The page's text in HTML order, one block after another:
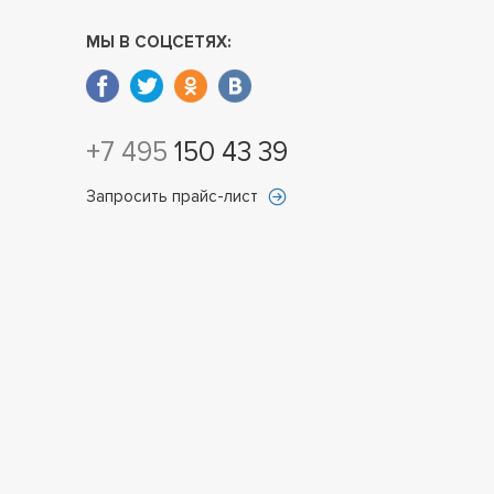
МЫ В СОЦСЕТЯХ:
+7 495 150 43 39
Запросить прайс-лист